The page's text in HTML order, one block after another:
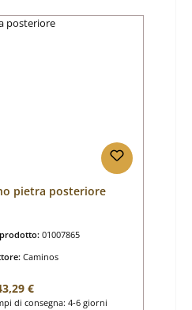
pietra posteriore
01007865
Caminos
normale:
€
di consegna: 4-6 giorni